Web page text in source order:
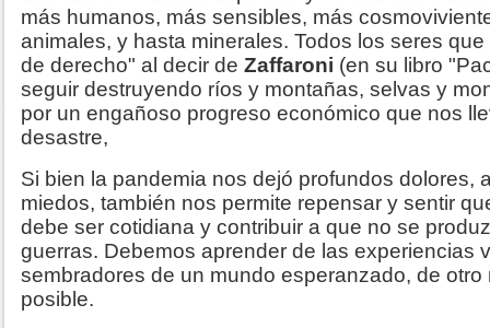
más humanos, más sensibles, más
animales, y hasta minerales. Todos los seres
de derecho" al decir de Zaffaroni (en su libro
seguir destruyendo ríos y montañas, selvas y
por un engañoso progreso económico que nos
desastre,
Si bien la pandemia nos dejó profundos dolores,
miedos, también nos permite repensar y sentir
debe ser cotidiana y contribuir a que no se
guerras. Debemos aprender de las experiencias
sembradores de un mundo esperanzado, de
posible.